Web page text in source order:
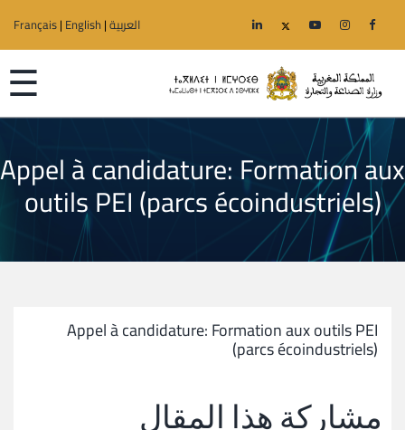
العربية|
Français| English
☰
الرئيسية
الوزارة
الجهوية
خدمات
إعلانات
Appel à candidature: Formation aux
outils PEI (parcs écoindustriels)
Appel à candidature: Formation aux outils PEI
(parcs écoindustriels)
مشاركة هذا المقال